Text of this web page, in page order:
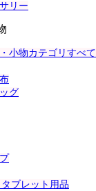
リー
小物カテゴリすべて
グ
ブレット用品